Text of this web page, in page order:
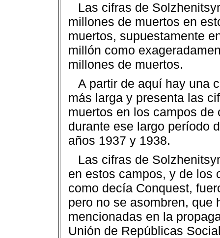
Las cifras de
millones de muertos en
muertos, supuestamente
millón como
millones de muertos.
A partir de aquí hay una
más larga y presenta las
muertos en los campos
durante ese largo período
años 1937 y 1938.
Las cifras de
en estos campos, y de los
como decía Conquest,
pero no se asombren, que
mencionadas en la
Unión de Repúblicas